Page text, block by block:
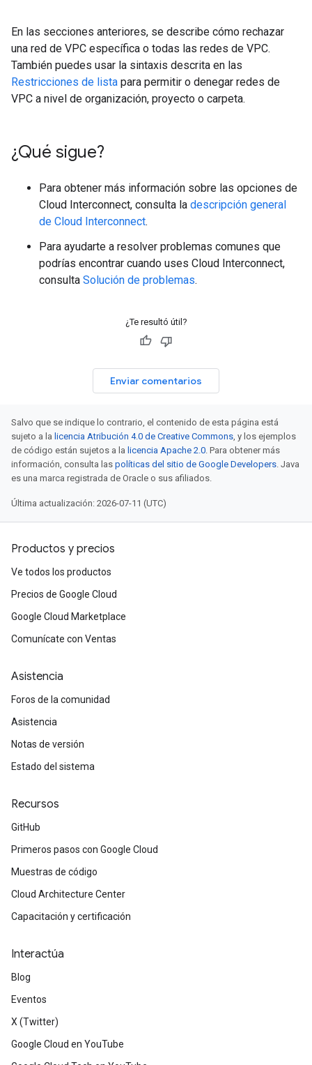
En las secciones anteriores, se describe cómo rechazar
una red de VPC específica o todas las redes de VPC.
También puedes usar la sintaxis descrita en las
Restricciones de lista para permitir o denegar redes de
VPC a nivel de organización, proyecto o carpeta.
¿Qué sigue?
Para obtener más información sobre las opciones de
Cloud Interconnect, consulta la descripción general
de Cloud Interconnect.
Para ayudarte a resolver problemas comunes que
podrías encontrar cuando uses Cloud Interconnect,
consulta Solución de problemas.
¿Te resultó útil?
Enviar comentarios
Salvo que se indique lo contrario, el contenido de esta página está
sujeto a la licencia Atribución 4.0 de Creative Commons, y los ejemplos
de código están sujetos a la licencia Apache 2.0. Para obtener más
información, consulta las políticas del sitio de Google Developers. Java
es una marca registrada de Oracle o sus afiliados.
Última actualización: 2026-07-11 (UTC)
Productos y precios
Ve todos los productos
Precios de Google Cloud
Google Cloud Marketplace
Comunícate con Ventas
Asistencia
Foros de la comunidad
Asistencia
Notas de versión
Estado del sistema
Recursos
GitHub
Primeros pasos con Google Cloud
Muestras de código
Cloud Architecture Center
Capacitación y certificación
Interactúa
Blog
Eventos
X (Twitter)
Google Cloud en YouTube